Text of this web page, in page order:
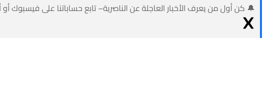
🔔 كن أول من يعرف الأخبار العاجلة عن الناصرية– تابع حساباتنا على فيسبوك